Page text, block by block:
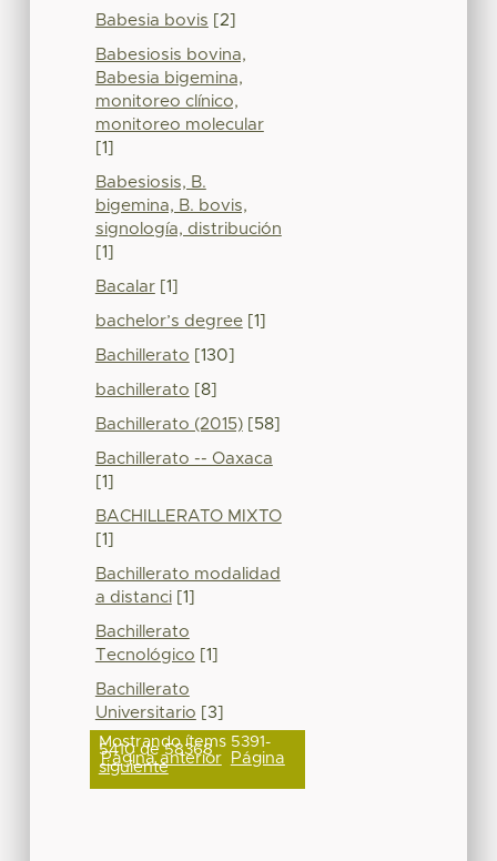
Babesia bovis [2]
Babesiosis bovina,
Babesia bigemina,
monitoreo clínico,
monitoreo molecular
[1]
Babesiosis, B.
bigemina, B. bovis,
signología, distribución
[1]
Bacalar[1]
bachelor’s degree[1]
Bachillerato [130]
bachillerato [8]
Bachillerato (2015)[58]
Bachillerato -- Oaxaca
[1]
BACHILLERATO MIXTO
[1]
Bachillerato modalidad
a distanci[1]
Bachillerato
Tecnológico [1]
Bachillerato
Universitario [3]
Mostrando ítems 5391-
5410 de 58368
Página anterior Página
siguiente